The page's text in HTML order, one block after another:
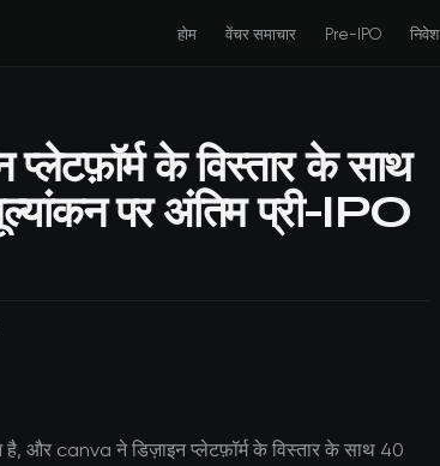
होम वेंचर समाचार Pre-IPO निवेश
के विस्तार के साथ
पर अंतिम प्री-IPO
है, और canva ने डिज़ाइन प्लेटफ़ॉर्म के विस्तार के साथ 40